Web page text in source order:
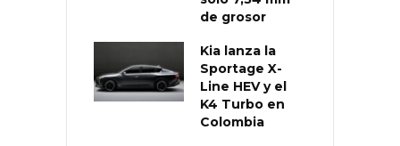
de grosor
Kia lanza la
Sportage X-
Line HEV y el
K4 Turbo en
Colombia